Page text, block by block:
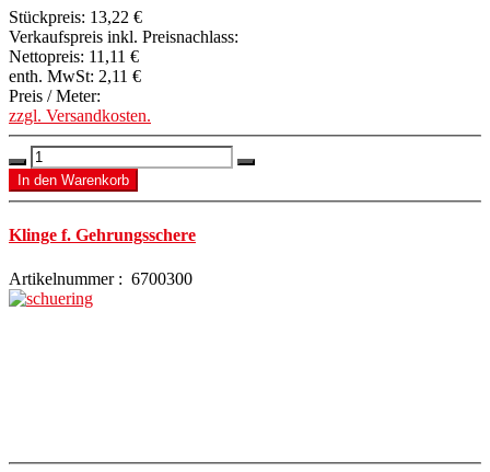
Stückpreis: 13,22 €
Verkaufspreis inkl. Preisnachlass:
Nettopreis: 11,11 €
enth. MwSt: 2,11 €
Preis / Meter:
zzgl. Versandkosten.
Klinge f. Gehrungsschere
Artikelnummer : 6700300